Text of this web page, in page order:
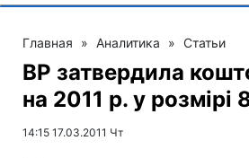
Главная » Аналитика » Статьи
ВР затвердила
на 2011 р. у розмірі
14:15 17.03.2011 Чт